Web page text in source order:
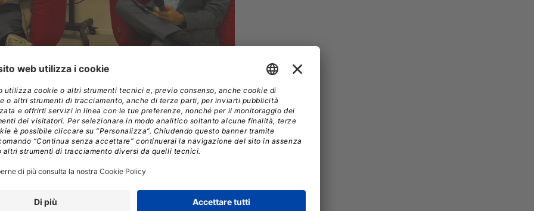
e Luca Bechelli.
il carattere ormai ibrido dei conflitti
si affianca a quella convenzionale e la distinzione
ha aperto chiedendo come i cittadini possano
parte sommersa.